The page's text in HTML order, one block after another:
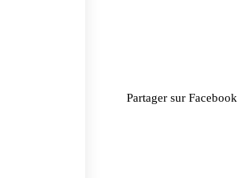
Partager sur Facebook